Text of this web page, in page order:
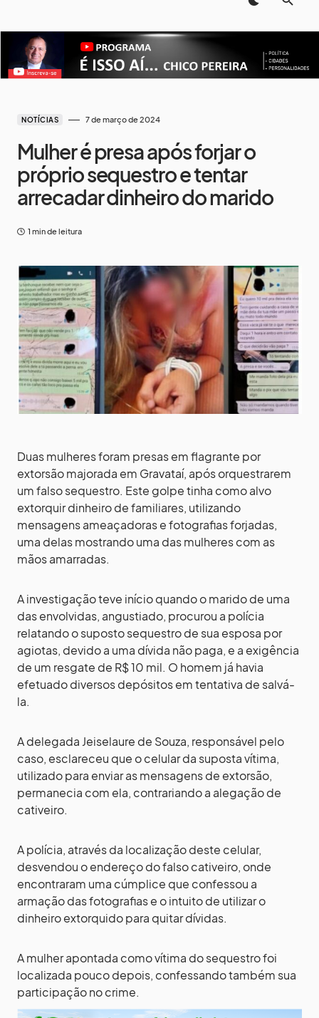
NOTÍCIAS 7 de março de 2024
Mulher é presa após forjar o
próprio sequestro e tentar
arrecadar dinheiro do marido
1 min de leitura
Duas mulheres foram presas em flagrante por
extorsão majorada em Gravataí, após orquestrarem
um falso sequestro. Este golpe tinha como alvo
extorquir dinheiro de familiares, utilizando
mensagens ameaçadoras e fotografias forjadas,
uma delas mostrando uma das mulheres com as
mãos amarradas.
A investigação teve início quando o marido de uma
das envolvidas, angustiado, procurou a polícia
relatando o suposto sequestro de sua esposa por
agiotas, devido a uma dívida não paga, e a exigência
de um resgate de R$ 10 mil. O homem já havia
efetuado diversos depósitos em tentativa de salvá-
la.
A delegada Jeiselaure de Souza, responsável pelo
caso, esclareceu que o celular da suposta vítima,
utilizado para enviar as mensagens de extorsão,
permanecia com ela, contrariando a alegação de
cativeiro.
A polícia, através da localização deste celular,
desvendou o endereço do falso cativeiro, onde
encontraram uma cúmplice que confessou a
armação das fotografias e o intuito de utilizar o
dinheiro extorquido para quitar dívidas.
A mulher apontada como vítima do sequestro foi
localizada pouco depois, confessando também sua
participação no crime.